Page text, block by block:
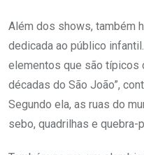
Além dos shows, também
dedicada ao público
elementos que são típicos
décadas do São João”,
Segundo ela, as ruas do
sebo, quadrilhas e quebra-